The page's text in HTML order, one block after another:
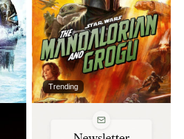
Trending